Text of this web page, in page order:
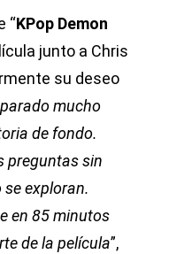
“KPop Demon
junto a Chris
su deseo
mucho
de fondo.
preguntas sin
exploran.
en 85 minutos
de la película”,